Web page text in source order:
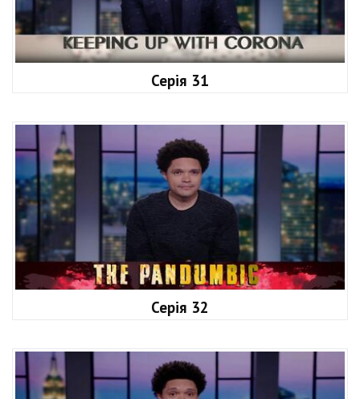
Серія 31
Серія 32